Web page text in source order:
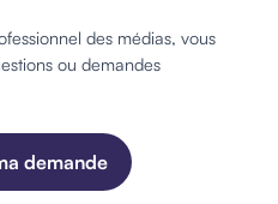
des médias, vous
ou demandes
demande